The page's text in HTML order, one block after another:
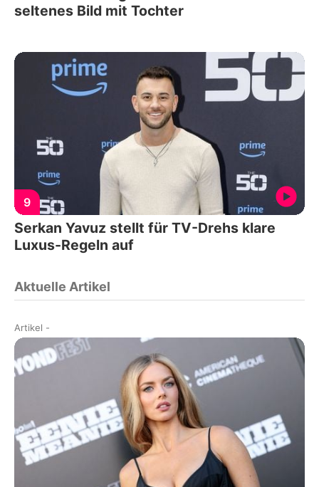
seltenes Bild mit Tochter
9
Serkan Yavuz stellt für TV-Drehs klare
Luxus-Regeln auf
Aktuelle Artikel
Artikel -